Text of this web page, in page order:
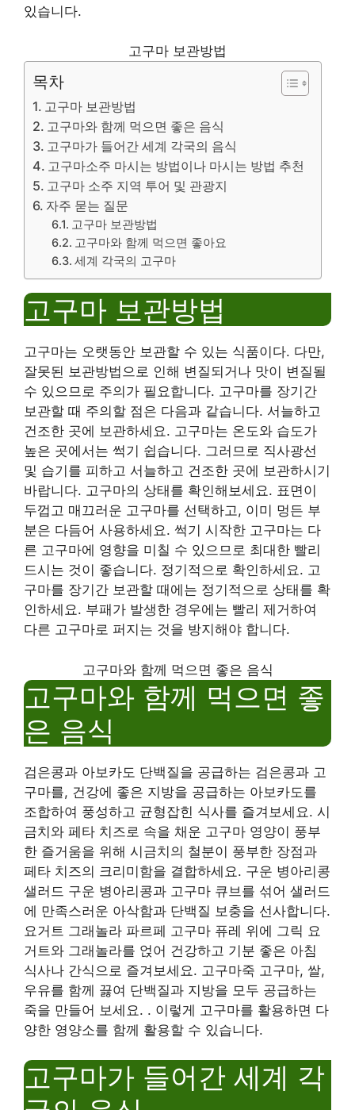
있습니다.
고구마 보관방법
목차
고구마 보관방법
고구마와 함께 먹으면 좋은 음식
고구마가 들어간 세계 각국의 음식
고구마소주 마시는 방법이나 마시는 방법 추천
고구마 소주 지역 투어 및 관광지
자주 묻는 질문
고구마 보관방법
고구마와 함께 먹으면 좋아요
세계 각국의 고구마
고구마 보관방법
고구마는 오랫동안 보관할 수 있는 식품이다. 다만,
잘못된 보관방법으로 인해 변질되거나 맛이 변질될
수 있으므로 주의가 필요합니다. 고구마를 장기간
보관할 때 주의할 점은 다음과 같습니다. 서늘하고
건조한 곳에 보관하세요. 고구마는 온도와 습도가
높은 곳에서는 썩기 쉽습니다. 그러므로 직사광선
및 습기를 피하고 서늘하고 건조한 곳에 보관하시기
바랍니다. 고구마의 상태를 확인해보세요. 표면이
두껍고 매끄러운 고구마를 선택하고, 이미 멍든 부
분은 다듬어 사용하세요. 썩기 시작한 고구마는 다
른 고구마에 영향을 미칠 수 있으므로 최대한 빨리
드시는 것이 좋습니다. 정기적으로 확인하세요. 고
구마를 장기간 보관할 때에는 정기적으로 상태를 확
인하세요. 부패가 발생한 경우에는 빨리 제거하여
다른 고구마로 퍼지는 것을 방지해야 합니다.
고구마와 함께 먹으면 좋은 음식
고구마와 함께 먹으면 좋
은 음식
검은콩과 아보카도 단백질을 공급하는 검은콩과 고
구마를, 건강에 좋은 지방을 공급하는 아보카도를
조합하여 풍성하고 균형잡힌 식사를 즐겨보세요. 시
금치와 페타 치즈로 속을 채운 고구마 영양이 풍부
한 즐거움을 위해 시금치의 철분이 풍부한 장점과
페타 치즈의 크리미함을 결합하세요. 구운 병아리콩
샐러드 구운 병아리콩과 고구마 큐브를 섞어 샐러드
에 만족스러운 아삭함과 단백질 보충을 선사합니다.
요거트 그래놀라 파르페 고구마 퓨레 위에 그릭 요
거트와 그래놀라를 얹어 건강하고 기분 좋은 아침
식사나 간식으로 즐겨보세요. 고구마죽 고구마, 쌀,
우유를 함께 끓여 단백질과 지방을 모두 공급하는
죽을 만들어 보세요. . 이렇게 고구마를 활용하면 다
양한 영양소를 함께 활용할 수 있습니다.
고구마가 들어간 세계 각